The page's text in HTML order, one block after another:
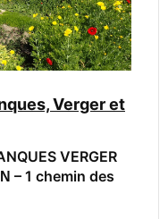
Verger et
VERGER
– 1 chemin des